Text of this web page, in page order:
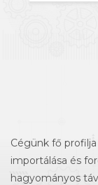
Cégünk fő
importálása és
hagyományos